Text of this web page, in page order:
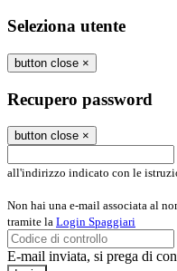
Seleziona utente
button close ×
Recupero password
button close ×
all'indirizzo indicato con le
Non hai una e-mail associata al
tramite la Login Spaggiari
E-mail inviata, si prega di